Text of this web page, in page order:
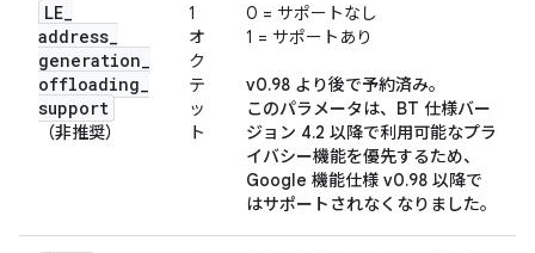
LE_
address_
generation_
offloading_
support
（非推奨）
1
オ
ク
テ
ッ
ト
0 = サポートなし
1 = サポートあり
v0.98 より後で予約済み。
このパラメータは、BT 仕様バー
ジョン 4.2 以降で利用可能なプラ
イバシー機能を優先するため、
Google 機能仕様 v0.98 以降で
はサポートされなくなりました。